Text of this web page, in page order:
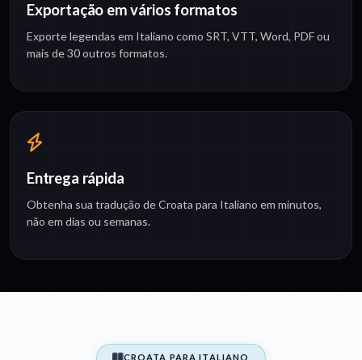
Exportação em vários formatos
Exporte legendas em Italiano como SRT, VTT, Word, PDF ou
mais de 30 outros formatos.
Entrega rápida
Obtenha sua tradução de Croata para Italiano em minutos,
não em dias ou semanas.
CROATA PARA ITALIANO